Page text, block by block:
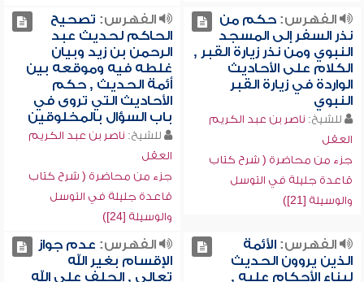
الفهرس:حكم من
نذر السفر إلى المسجد
النبوي ومن نذر زيارة القبر ,
الكلام على الأحاديث
الواردة في زيارة القبر
النبوي
للشيخ: ناصر بن عبد الكريم
العقل
جزء من محاضرة ( شرح كتاب
قاعدة جليلة في التوسل
والوسيلة [21])
الفهرس: تصحيح
الحاكم لحديث عبد
الرحمن بن زيد وبيان
غلطه فيه وموقعه بين
أئمة الحديث , حكم
الأحاديث التي تروى في
باب السؤال بالمخلوقين
للشيخ: ناصر بن عبد الكريم
العقل
جزء من محاضرة ( شرح كتاب
قاعدة جليلة في التوسل
والوسيلة [24])
الفهرس:الأئمة
الذين يروون الحديث
لبناء الأحكام عليه ,
الفهرس: عدم جواز
الإقسام بغير الله
تعالى , الحلف على الله